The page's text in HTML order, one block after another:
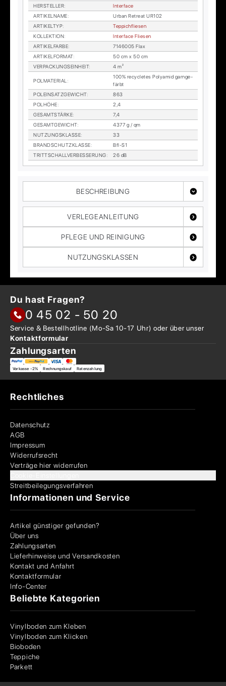
HER­STEL­LER:
In­ter­face
AR­TI­KEL­NA­ME:
Ur­ban Retre­at UR102
AR­TI­KEL­TYP:
Tep­pich­flie­sen
KOL­LEK­TI­ON:
In­ter­face Flie­sen
AR­TI­KEL­FAR­BE:
7146005 Flax
AR­TI­KEL­FOR­MAT:
50 cm x 50 cm
VER­PA­CKUNGS­EIN­HEIT: 4 m²
POL­MA­TE­RI­AL :
100% re­cy­cle­tes Po­ly­amid garn­ge­
färbt
POL­EIN­SATZ­GE­WICHT:
863
POL­HÖ­HE:
2,4
GE­SAMT­STÄR­KE:
7,4
GE­SAMT­GE­WICHT:
4377 g / qm
NUT­ZUNGS­KLAS­SE:
33
BRAND­SCHUTZ­KLAS­SE:
Bfl-S1
TRITT­SCHALL­VER­BES­SE­RUNG: 26 dB
BESCHREIBUNG
VERLEGEANLEITUNG
PFLEGE UND REINIGUNG
NUTZUNGSKLASSEN
Du hast Fragen?
0 45 02 - 50 20
Service & Bestellhotline (Mo-Sa 10-17 Uhr) oder überunser
Kontaktformular
Zahlungsarten
Vorkasse -2% Rechnungskauf Ratenzahlung
Rechtliches
Datenschutz
AGB
Impressum
Widerrufsrecht
Verträge hier widerrufen
Streitbeilegungsverfahren
Informationen und Service
Artikel günstiger gefunden?
Über uns
Zahlungsarten
Lieferhinweise und Versandkosten
Kontakt und Anfahrt
Kontaktformular
Info-Center
Beliebte Kategorien
Vinylboden zum Kleben
Vinylboden zum Klicken
Bioboden
Teppiche
Parkett